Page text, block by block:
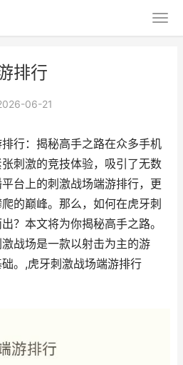
排行
06-21
行：揭秘高手之路在众多手机
刺激的竞技体验，吸引了无数
台上的刺激战场端游排行，更
的巅峰。那么，如何在虎牙刺
？本文将为你揭秘高手之路。
战场是一款以射击为主的游
。,虎牙刺激战场端游排行